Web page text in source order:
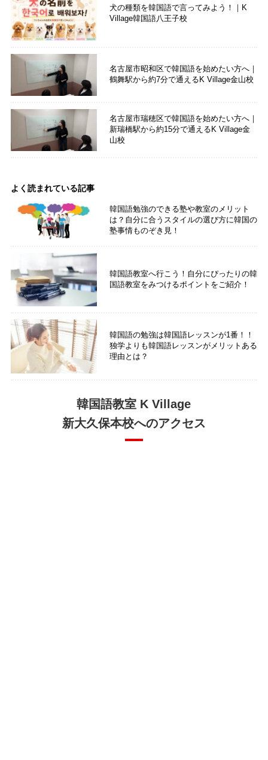
犬の種類を韓国語で言ってみよう！｜K
Village韓国語八王子校
名古屋市昭和区で韓国語を始めたい方へ｜
鶴舞駅から約7分で通えるK Village金山校
名古屋市瑞穂区で韓国語を始めたい方へ｜
新瑞橋駅から約15分で通えるK Village金
山校
よく読まれている記事
韓国語勉強のできる塾や教室のメリット
は？自分に合うスタイルの選び方に韓国の
塾事情ものぞき見！
韓国語教室へ行こう！自分にぴったりの韓
国語教室をみつけるポイントをご紹介！
韓国語の勉強は韓国語レッスンが1番！！
独学よりも韓国語レッスンがメリットある
理由とは？
韓国語教室 K Village
新大久保本校へのアクセス